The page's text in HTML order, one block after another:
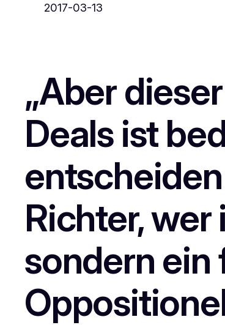
2017-03-13
„Aber
Deals ist
Richter,
sondern ein